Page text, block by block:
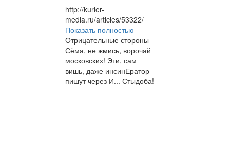
http://kurier-
media.ru/articles/53322/
Показать полностью
Отрицательные стороны
Сёма, не жмись, ворочай
московских! Эти, сам
вишь, даже инсинЕратор
пишут через И... Стыдоба!